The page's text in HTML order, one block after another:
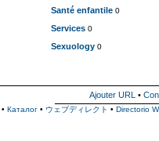
Santé enfantile 0
Services 0
Sexuology 0
Ajouter URL •
• Каталог • ウェブディレクト • Directorio